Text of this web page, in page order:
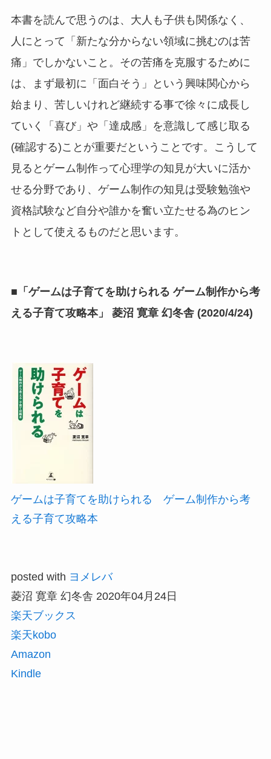
本書を読んで思うのは、大人も子供も関係なく、
人にとって「新たな分からない領域に挑むのは苦
痛」でしかないこと。その苦痛を克服するために
は、まず最初に「面白そう」という興味関心から
始まり、苦しいけれど継続する事で徐々に成長し
ていく「喜び」や「達成感」を意識して感じ取る
(確認する)ことが重要だということです。こうして
見るとゲーム制作って心理学の知見が大いに活か
せる分野であり、ゲーム制作の知見は受験勉強や
資格試験など自分や誰かを奮い立たせる為のヒン
トとして使えるものだと思います。
■「ゲームは子育てを助けられる ゲーム制作から考
える子育て攻略本」 菱沼 寛章 幻冬舎 (2020/4/24)
ゲームは子育てを助けられる ゲーム制作から考
える子育て攻略本
posted with ヨメレバ
菱沼 寛章 幻冬舎 2020年04月24日
楽天ブックス
楽天kobo
Amazon
Kindle